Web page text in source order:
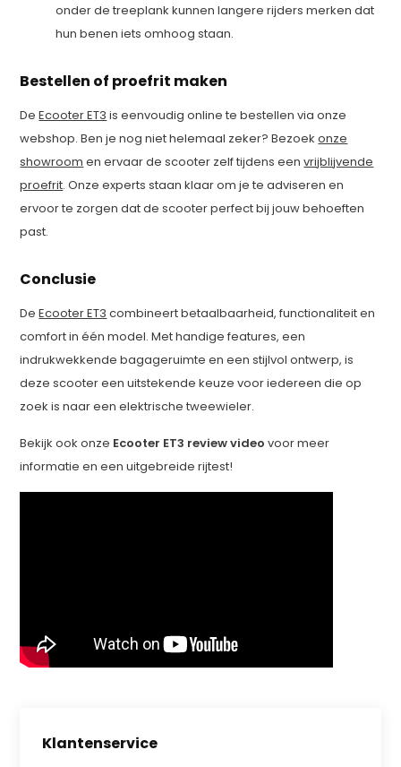
Klantenservice
onder de treeplank kunnen langere rijders merken dat
hun benen iets omhoog staan.
Bestellen of proefrit maken
DeEcooter ET3 is eenvoudig online te bestellen via onze
webshop. Ben je nog niet helemaal zeker? Bezoekonze
showroom en ervaar de scooter zelf tijdens eenvrijblijvende
proefrit. Onze experts staan klaar om je te adviseren en
ervoor te zorgen dat de scooter perfect bij jouw behoeften
past.
Conclusie
DeEcooter ET3 combineert betaalbaarheid, functionaliteit en
comfort in één model. Met handige features, een
indrukwekkende bagageruimte en een stijlvol ontwerp, is
deze scooter een uitstekende keuze voor iedereen die op
zoek is naar een elektrische tweewieler.
Bekijk ook onze Ecooter ET3 review video voor meer
informatie en een uitgebreide rijtest!